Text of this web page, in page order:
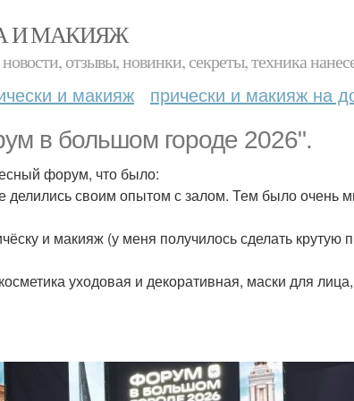
И МАКИЯЖ
отзывы, новинки, секреты, техника
и макияж прически и макияж на
в большом городе 2026".
форум, что было:
делились своим опытом с залом. Тем было очень
и макияж (у меня получилось сделать крутую
уходовая и декоративная, маски для